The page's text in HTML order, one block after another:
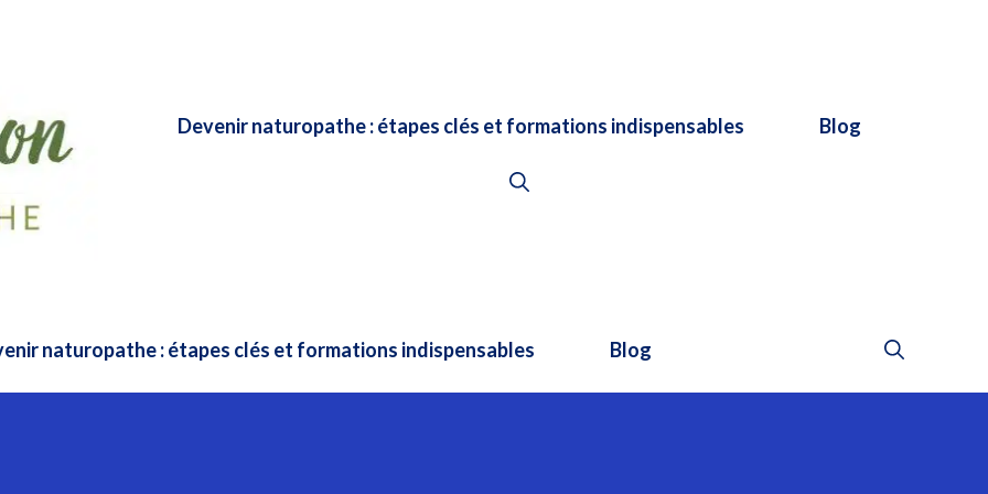
Devenir naturopathe : étapes clés et formations indispensables Blog
naturopathe : étapes clés et formations indispensables Blog